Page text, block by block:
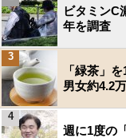
ビタミンC
年を調査
「緑茶」
男女約4.2
3
週に1度の
4